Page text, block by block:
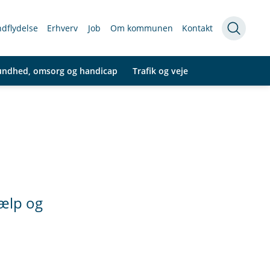
Erhverv Job Om kommunen Kontakt
omsorg og handicap Trafik og veje
og